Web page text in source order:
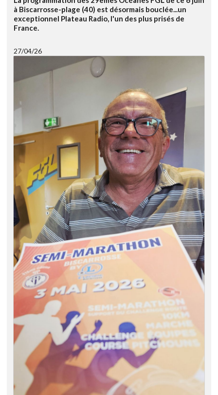
à Biscarrosse-plage (40) est désormais bouclée...un
exceptionnel Plateau Radio, l'un des plus prisés de
France.
27/04/26